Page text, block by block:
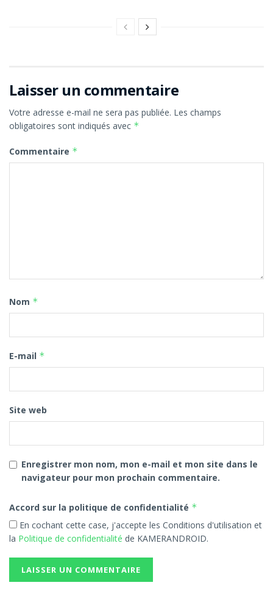
Laisser un commentaire
Votre adresse e-mail ne sera pas publiée. Les champs
obligatoires sont indiqués avec *
Commentaire *
Nom *
E-mail *
Site web
Enregistrer mon nom, mon e-mail et mon site dans le
navigateur pour mon prochain commentaire.
Accord sur la politique de confidentialité *
En cochant cette case, j'accepte les Conditions d'utilisation et
la Politique de confidentialité de KAMERANDROID.